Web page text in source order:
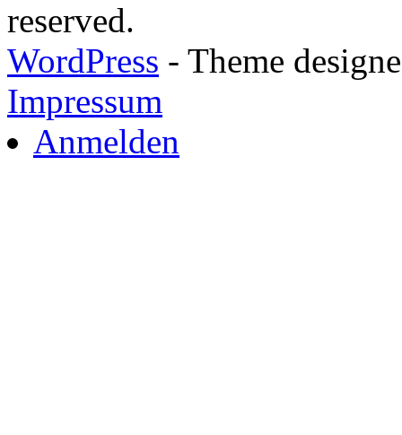
reserved.
WordPress - Theme
Impressum
Anmelden